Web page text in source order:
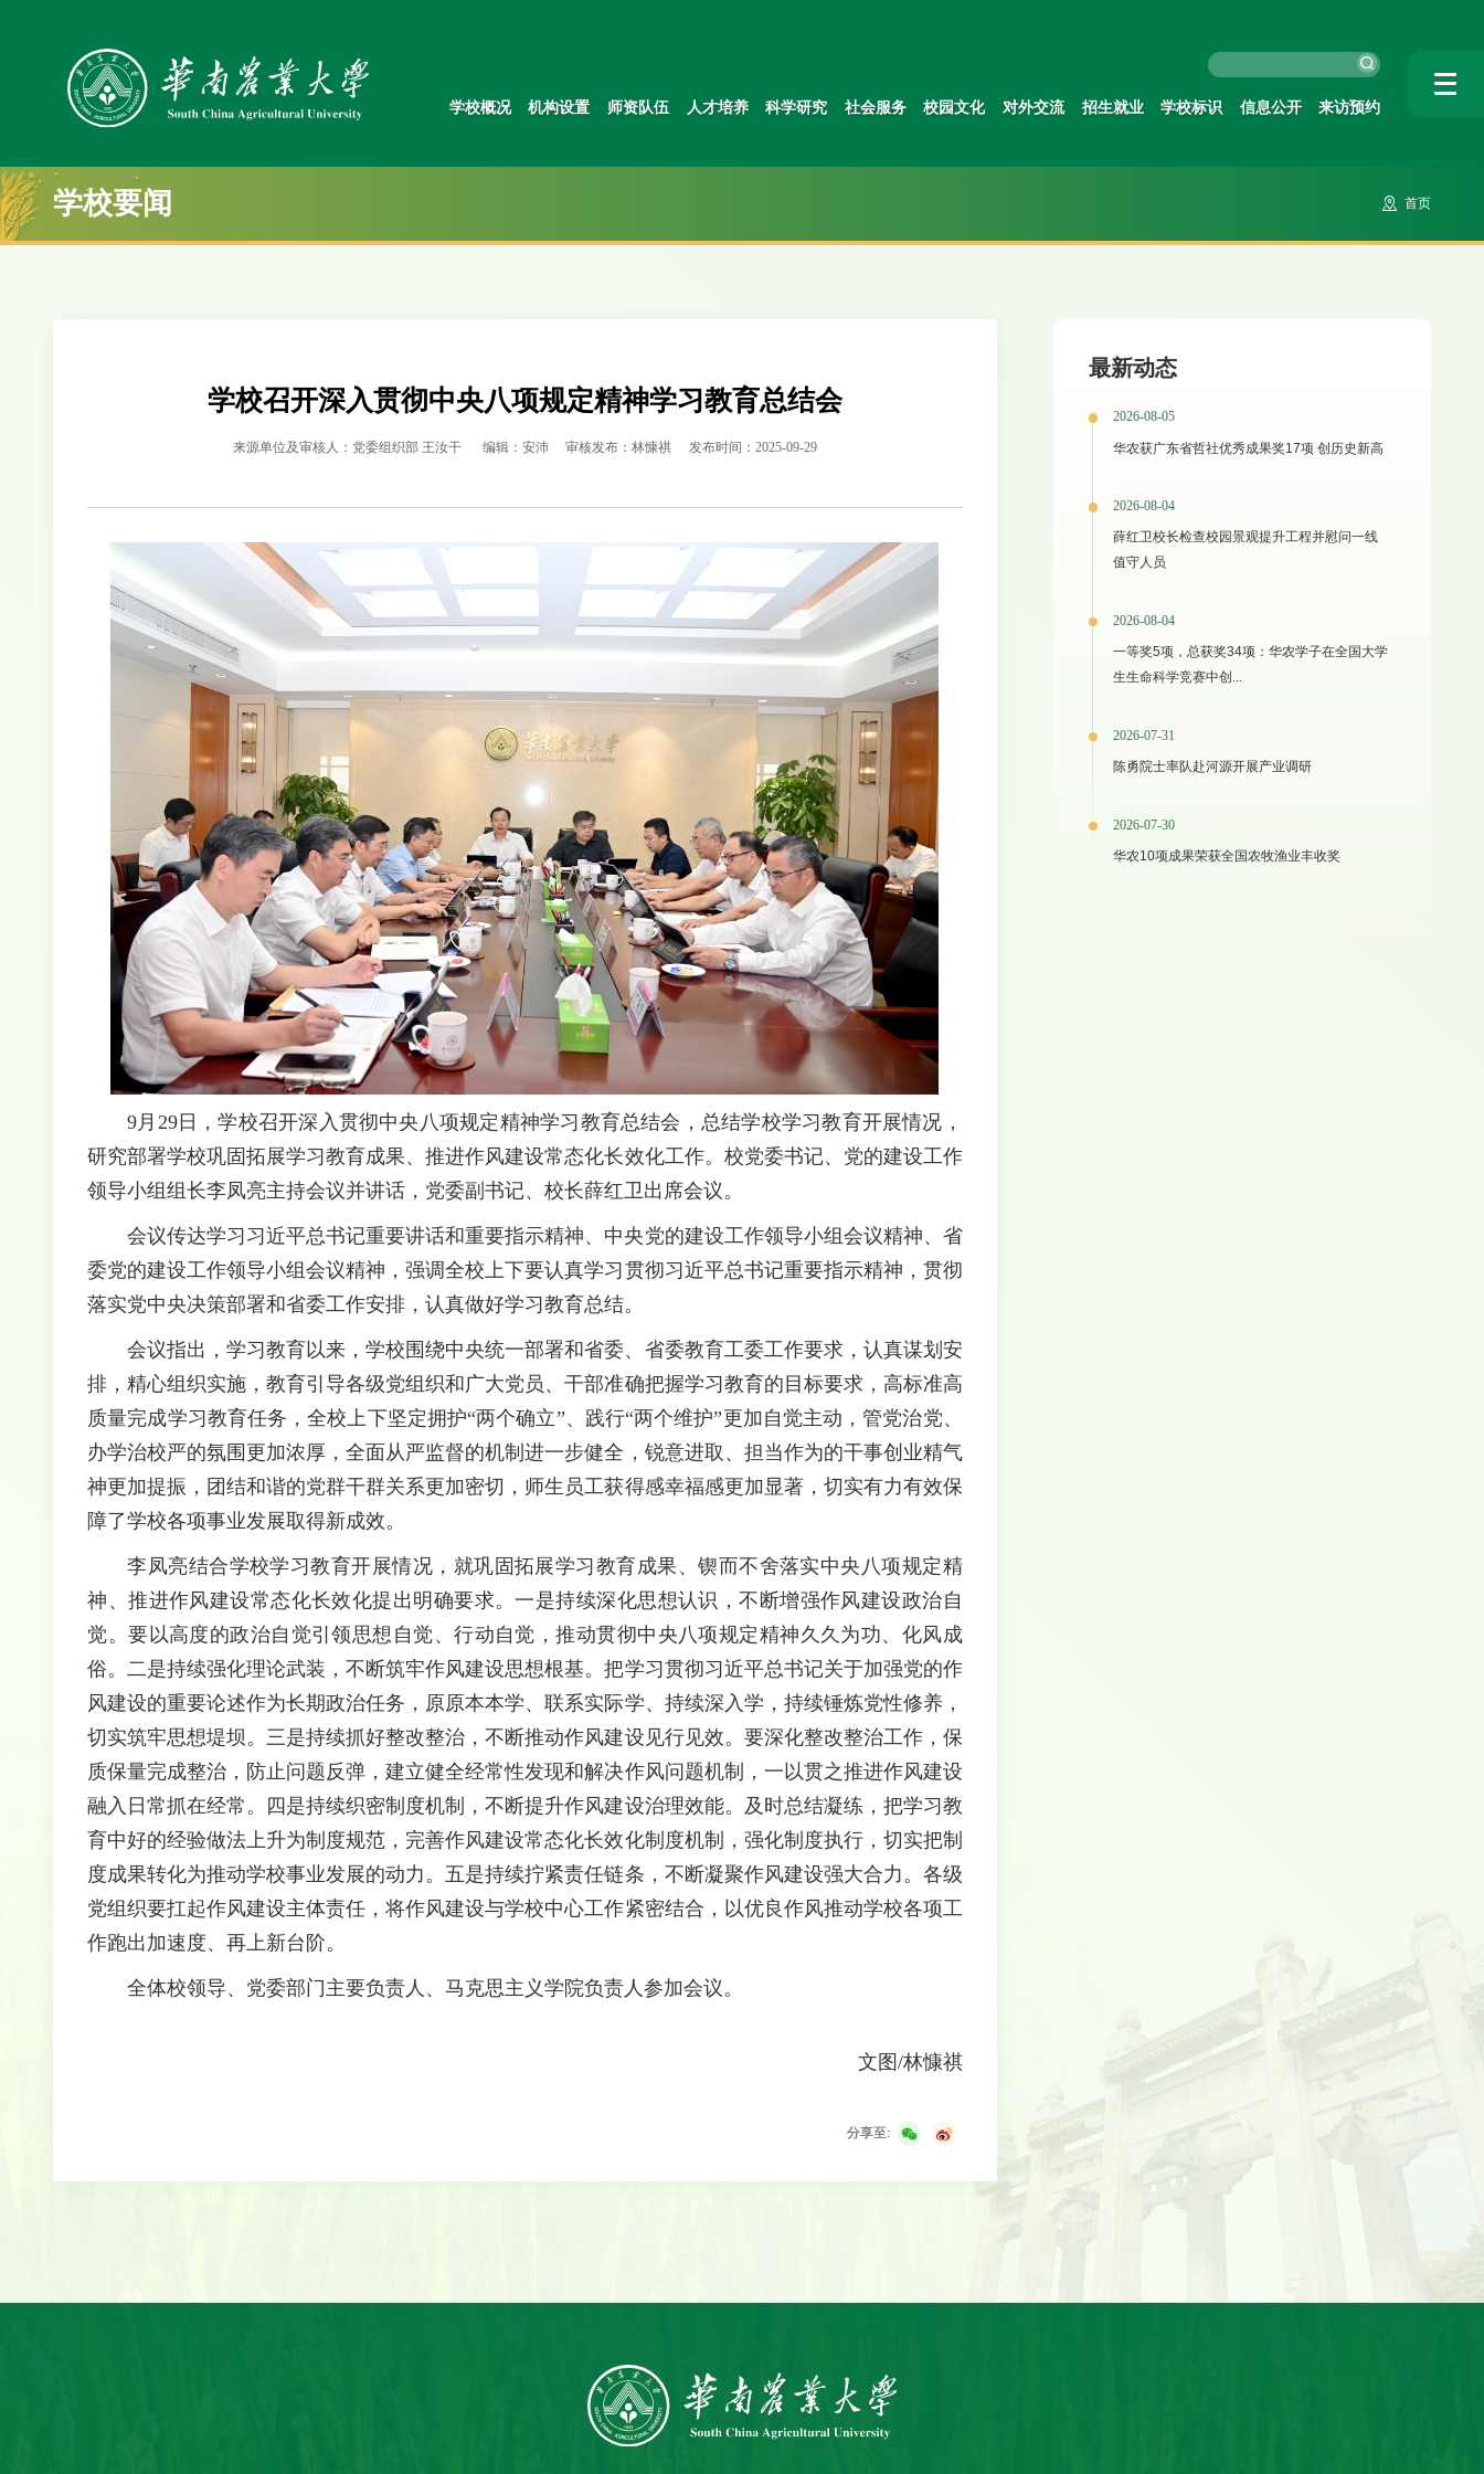
学校概况 机构设置 师资队伍 人才培养 科学研究 社会服务 校园文化 对外交流 招生就业 学校标识 信息公开 来访预约
学校要闻 首页
学校召开深入贯彻中央八项规定精神学习教育总结会
来源单位及审核人：党委组织部 王汝干 编辑：安沛 审核发布：林慷祺 发布时间：2025-09-29
9月29日，学校召开深入贯彻中央八项规定精神学习教育总结会，总结学校学习教育开展情况，
研究部署学校巩固拓展学习教育成果、推进作风建设常态化长效化工作。校党委书记、党的建设工作
领导小组组长李凤亮主持会议并讲话，党委副书记、校长薛红卫出席会议。
会议传达学习习近平总书记重要讲话和重要指示精神、中央党的建设工作领导小组会议精神、省
委党的建设工作领导小组会议精神，强调全校上下要认真学习贯彻习近平总书记重要指示精神，贯彻
落实党中央决策部署和省委工作安排，认真做好学习教育总结。
会议指出，学习教育以来，学校围绕中央统一部署和省委、省委教育工委工作要求，认真谋划安
排，精心组织实施，教育引导各级党组织和广大党员、干部准确把握学习教育的目标要求，高标准高
质量完成学习教育任务，全校上下坚定拥护“两个确立”、践行“两个维护”更加自觉主动，管党治党、
办学治校严的氛围更加浓厚，全面从严监督的机制进一步健全，锐意进取、担当作为的干事创业精气
神更加提振，团结和谐的党群干群关系更加密切，师生员工获得感幸福感更加显著，切实有力有效保
障了学校各项事业发展取得新成效。
李凤亮结合学校学习教育开展情况，就巩固拓展学习教育成果、锲而不舍落实中央八项规定精
神、推进作风建设常态化长效化提出明确要求。一是持续深化思想认识，不断增强作风建设政治自
觉。要以高度的政治自觉引领思想自觉、行动自觉，推动贯彻中央八项规定精神久久为功、化风成
俗。二是持续强化理论武装，不断筑牢作风建设思想根基。把学习贯彻习近平总书记关于加强党的作
风建设的重要论述作为长期政治任务，原原本本学、联系实际学、持续深入学，持续锤炼党性修养，
切实筑牢思想堤坝。三是持续抓好整改整治，不断推动作风建设见行见效。要深化整改整治工作，保
质保量完成整治，防止问题反弹，建立健全经常性发现和解决作风问题机制，一以贯之推进作风建设
融入日常抓在经常。四是持续织密制度机制，不断提升作风建设治理效能。及时总结凝练，把学习教
育中好的经验做法上升为制度规范，完善作风建设常态化长效化制度机制，强化制度执行，切实把制
度成果转化为推动学校事业发展的动力。五是持续拧紧责任链条，不断凝聚作风建设强大合力。各级
党组织要扛起作风建设主体责任，将作风建设与学校中心工作紧密结合，以优良作风推动学校各项工
作跑出加速度、再上新台阶。
全体校领导、党委部门主要负责人、马克思主义学院负责人参加会议。
文图/林慷祺
分享至:
最新动态
2026-08-05
华农获广东省哲社优秀成果奖17项 创历史新高
2026-08-04
薛红卫校长检查校园景观提升工程并慰问一线
值守人员
2026-08-04
一等奖5项，总获奖34项：华农学子在全国大学
生生命科学竞赛中创...
2026-07-31
陈勇院士率队赴河源开展产业调研
2026-07-30
华农10项成果荣获全国农牧渔业丰收奖